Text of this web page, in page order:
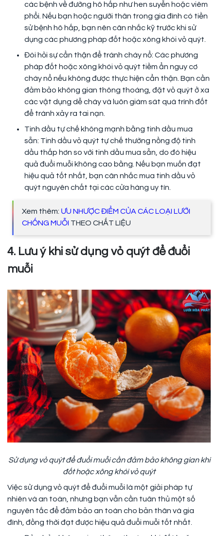
các bệnh về đường hô hấp như hen suyễn hoặc viêm
phổi. Nếu bạn hoặc người thân trong gia đình có tiền
sử bệnh hô hấp, bạn nên cân nhắc kỹ trước khi sử
dụng các phương pháp đốt hoặc xông khói vỏ quýt.
Đòi hỏi sự cẩn thận để tránh cháy nổ: Các phương
pháp đốt hoặc xông khói vỏ quýt tiềm ẩn nguy cơ
cháy nổ nếu không được thực hiện cẩn thận. Bạn cần
đảm bảo không gian thông thoáng, đặt vỏ quýt ở xa
các vật dụng dễ cháy và luôn giám sát quá trình đốt
để tránh xảy ra tai nạn.
Tinh dầu tự chế không mạnh bằng tinh dầu mua
sẵn: Tinh dầu vỏ quýt tự chế thường nồng độ tinh
dầu thấp hơn so với tinh dầu mua sẵn, do đó hiệu
quả đuổi muỗi không cao bằng. Nếu bạn muốn đạt
hiệu quả tốt nhất, bạn cân nhắc mua tinh dầu vỏ
quýt nguyên chất tại các cửa hàng uy tín.
Xem thêm: ƯU NHƯỢC ĐIỂM CỦA CÁC LOẠI LƯỚI
CHỐNG MUỖI THEO CHẤT LIỆU
4. Lưu ý khi sử dụng vỏ quýt để đuổi
muỗi
Sử dụng vỏ quýt để đuổi muỗi cần đảm bảo không gian khi
đốt hoặc xông khói vỏ quýt
Việc sử dụng vỏ quýt để đuổi muỗi là một giải pháp tự
nhiên và an toàn, nhưng bạn vẫn cần tuân thủ một số
nguyên tắc để đảm bảo an toàn cho bản thân và gia
đình, đồng thời đạt được hiệu quả đuổi muỗi tốt nhất.